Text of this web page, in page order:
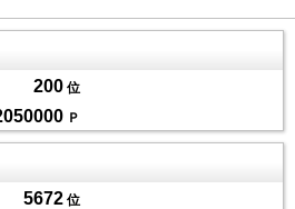
200 位
Ｐ
5672 位